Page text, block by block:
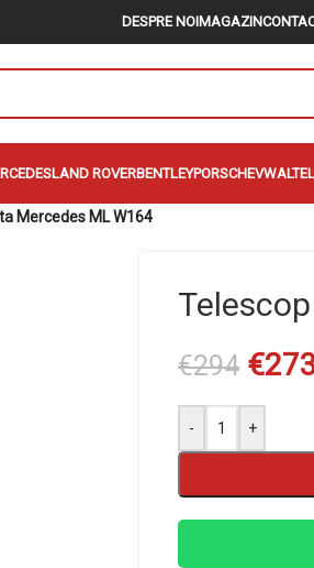
DESPRE NOIMAGAZIN
LAND ROVERBENTLEYPORSCHEVW
Mercedes ML W164
€294 €
- +